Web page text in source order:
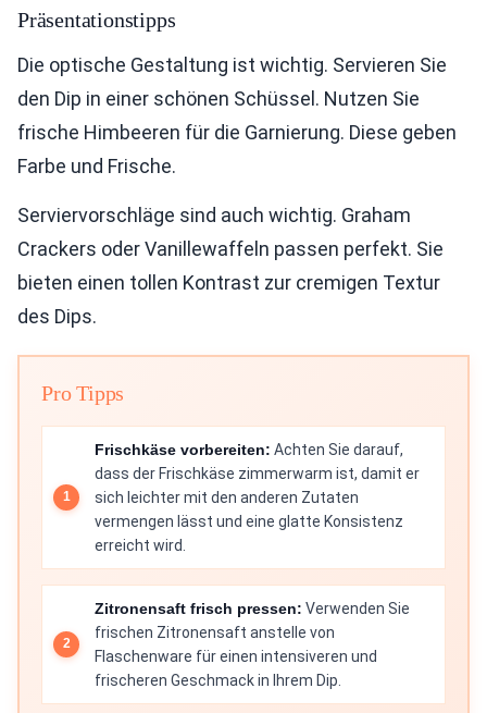
Präsentationstipps
Die optische Gestaltung ist wichtig. Servieren Sie
den Dip in einer schönen Schüssel. Nutzen Sie
frische Himbeeren für die Garnierung. Diese geben
Farbe und Frische.
Serviervorschläge sind auch wichtig. Graham
Crackers oder Vanillewaffeln passen perfekt. Sie
bieten einen tollen Kontrast zur cremigen Textur
des Dips.
Pro Tipps
Frischkäse vorbereiten: Achten Sie darauf,
dass der Frischkäse zimmerwarm ist, damit er
sich leichter mit den anderen Zutaten
vermengen lässt und eine glatte Konsistenz
erreicht wird.
Zitronensaft frisch pressen: Verwenden Sie
frischen Zitronensaft anstelle von
Flaschenware für einen intensiveren und
frischeren Geschmack in Ihrem Dip.